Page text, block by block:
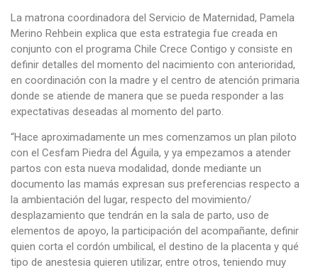
La matrona coordinadora del Servicio de Maternidad, Pamela
Merino Rehbein explica que esta estrategia fue creada en
conjunto con el programa Chile Crece Contigo y consiste en
definir detalles del momento del nacimiento con anterioridad,
en coordinación con la madre y el centro de atención primaria
donde se atiende de manera que se pueda responder a las
expectativas deseadas al momento del parto.
“Hace aproximadamente un mes comenzamos un plan piloto
con el Cesfam Piedra del Águila, y ya empezamos a atender
partos con esta nueva modalidad, donde mediante un
documento las mamás expresan sus preferencias respecto a
la ambientación del lugar, respecto del movimiento/
desplazamiento que tendrán en la sala de parto, uso de
elementos de apoyo, la participación del acompañante, definir
quien corta el cordón umbilical, el destino de la placenta y qué
tipo de anestesia quieren utilizar, entre otros, teniendo muy